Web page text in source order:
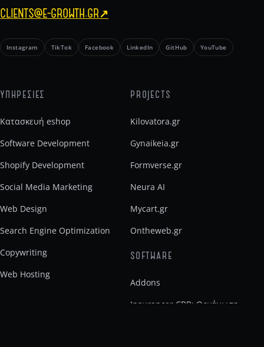
CLIENTS@E-GROWTH.GR ↗
Instagram TikTok Facebook LinkedIn GitHub YouTube
ΥΠΗΡΕΣΙΕΣ
Κατασκευή eshop
Software Development
Shopify Development
Social Media Marketing
Web Design
Search Engine Optimization
Copywriting
Web Hosting
PROJECTS
Kilovatora.gr
Gynaikeia.gr
Formverse.gr
Neura AI
Mycart.gr
Ontheweb.gr
SOFTWARE
Addons
Insurancer CBB: Οργάνωση